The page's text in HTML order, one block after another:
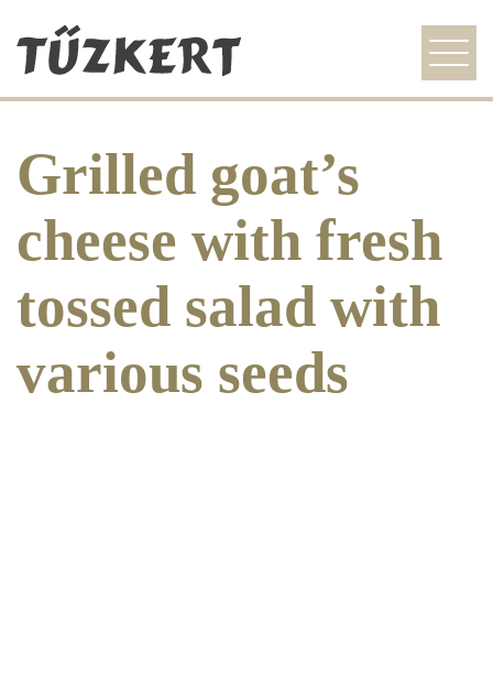
étlap
idegenvezetőknek
kapcsolat
Grilled goat’s
cheese with fresh
tossed salad with
various seeds